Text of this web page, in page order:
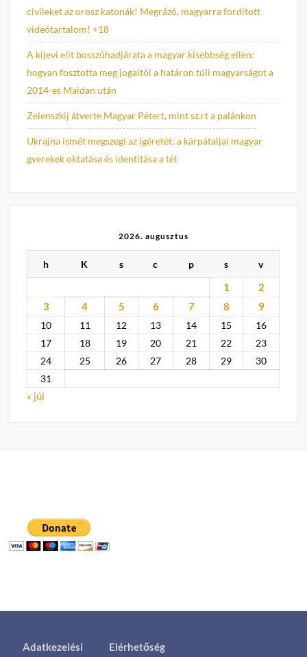
civileket az orosz katonák! Megrázó, magyarra fordított
videótartalom! +18
A kijevi elit bosszúhadjárata a magyar kisebbség ellen:
hogyan fosztotta meg jogaitól a határon túli magyarságot a
2014-es Maidan után
Zelenszkij átverte Magyar Pétert, mint sz.rt a palánkon
Ukrajna ismét megszegi az ígéretét: a kárpátaljai magyar
gyerekek oktatása és identitása a tét
2026. augusztus
h K s c p s v
1
2
3
4 5 6 7 8 9
10 11 12 13 14 15
16
17
18 19 20 21 22
23
24
25 26 27 28 29
30
31
« júl
Adatkezelési Elérhetőség